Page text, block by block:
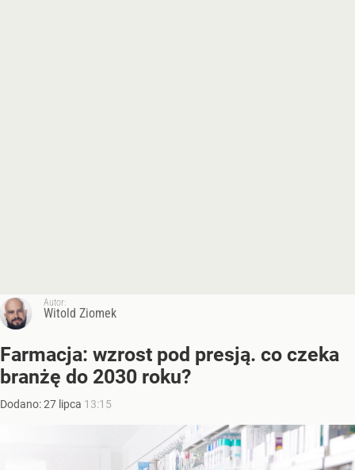
Autor:
Witold Ziomek
Farmacja: wzrost pod presją. co czeka
branżę do 2030 roku?
Dodano:27 lipca 13:15